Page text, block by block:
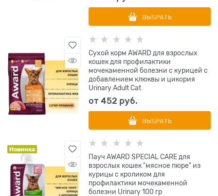
ВЫБРАТЬ
Сухой корм AWARD для взрослых
кошек для профилактики
мочекаменной болезни с курицей с
добавлением клюквы и цикория
Urinary Adult Cat
от452 руб.
ВЫБРАТЬ
Новинка
Пауч AWARD SPECIAL CARE для
взрослых кошек "мясное пюре" из
курицы с кроликом для
профилактики мочекаменной
болезни Urinary 100 гр